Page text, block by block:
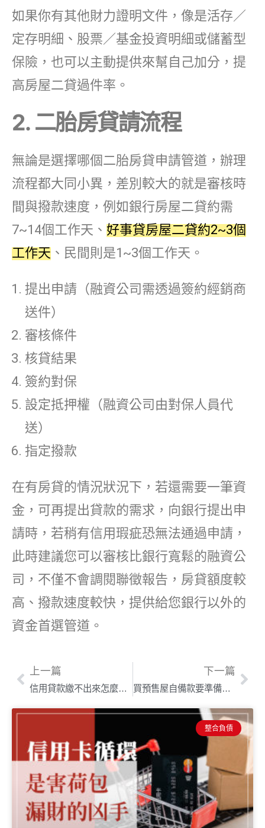
如果你有其他財力證明文件，像是活存／
定存明細、股票／基金投資明細或儲蓄型
保險，也可以主動提供來幫自己加分，提
高房屋二貸過件率。
2. 二胎房貸請流程
無論是選擇哪個二胎房貸申請管道，辦理
流程都大同小異，差別較大的就是審核時
間與撥款速度，例如銀行房屋二貸約需
7~14個工作天、 好事貸房屋二貸約2~3個
工作天 、民間則是1~3個工作天。
提出申請（融資公司需透過簽約經銷商
送件）
審核條件
核貸結果
簽約對保
設定抵押權（融資公司由對保人員代
送）
指定撥款
在有房貸的情況狀況下，若還需要一筆資
金，可再提出貸款的需求，向銀行提出申
請時，若稍有信用瑕疵恐無法通過申請，
此時建議您可以審核比銀行寬鬆的融資公
司，不僅不會調閱聯徵報告，房貸額度較
高、撥款速度較快，提供給您銀行以外的
資金首選管道。
上一篇
信用貸款繳不出來怎麼辦？貸款繳不出來有哪些影響？
下一篇
買預售屋自備款要準備多少？房貸成數不足解決3大招式
整合負債